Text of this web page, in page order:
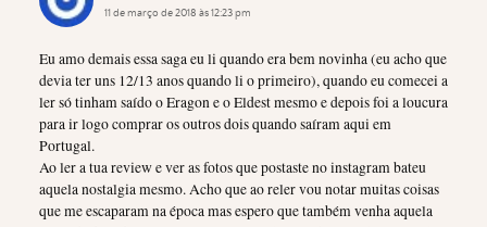
11 de março de 2018 às 12:23 pm
Eu amo demais essa saga eu li quando era bem novinha (eu acho que
devia ter uns 12/13 anos quando li o primeiro), quando eu comecei a
ler só tinham saído o Eragon e o Eldest mesmo e depois foi a loucura
para ir logo comprar os outros dois quando saíram aqui em
Portugal.
Ao ler a tua review e ver as fotos que postaste no instagram bateu
aquela nostalgia mesmo. Acho que ao reler vou notar muitas coisas
que me escaparam na época mas espero que também venha aquela